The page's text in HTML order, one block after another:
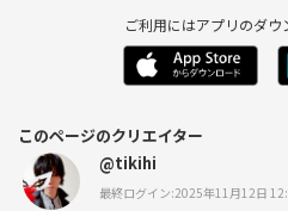
ご利用にはアプリのダ
このページのクリエイター
@tikihi
最終ログイン:2025年11月12日